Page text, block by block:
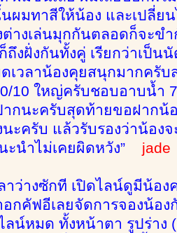
ผมทาสีให้น้อง และเปลี่ย
างเล่นมุกกันตลอดก็จะขำ
งฝั่งกันทั้งคู่ เรียกว่าเป็น
เวลาน้องคุยสนุกมากครับ
ใหญ่ครับชอบอาบน้ำ
กนะครับสุดท้ายขอฝากน้อ
ะครับ แล้วรับรองว่าน้อง
ำไม่เคยผิดหวัง”
jade
าว่างซักที เปิดไลน์ดูมีน้อ
กคัฟอีเลยจัดการจองน้อง
ลน์หมด ทั้งหน้าตา รูปร่าง